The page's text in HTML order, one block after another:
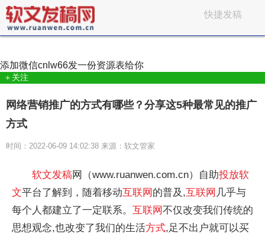
快捷发稿
添加微信cnlw66发一份资源表给你
＋关注
网络营销推广的方式有哪些？分享这5种最常见的推广
方式
时间：2022-06-09 14:02:38 来源：软文管家
软文发稿网（www.ruanwen.com.cn）自助投放软
文平台了解到，随着移动互联网 的普及,互联网 几乎与
每个人都建立了一定联系。 互联网不仅改变我们传统的
思想观念,也改变了我们的生活方式,足不出户就可以买